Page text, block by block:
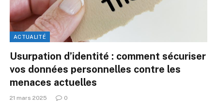
ACTUALITÉ
Usurpation d’identité : comment sécuriser
vos données personnelles contre les
menaces actuelles
21 mars 2025 0